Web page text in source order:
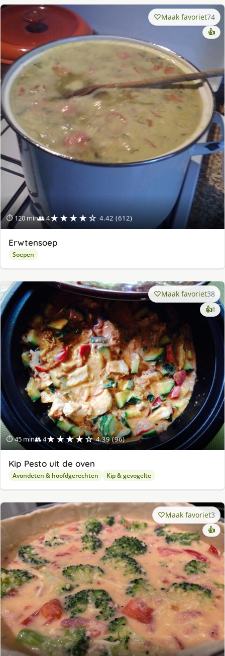
⏱ 120 min👥 4★★★★☆ 4.42 (612)
Maak favoriet74
👍
Erwtensoep
Soepen
⏱ 45 min👥 4★★★★☆ 4.39 (96)
Maak favoriet38
👍1
Kip Pesto uit de oven
Avondeten & hoofdgerechten Kip & gevogelte
Maak favoriet3
👍